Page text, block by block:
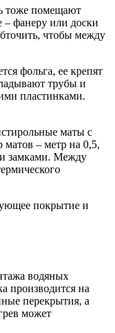
тоже помещают
фанеру или доски
чтобы между
фольга, ее крепят
трубы и
пластинками.
маты с
матов – метр на 0,5,
замками. Между
покрытие и
водяных
производится на
перекрытия, а
может